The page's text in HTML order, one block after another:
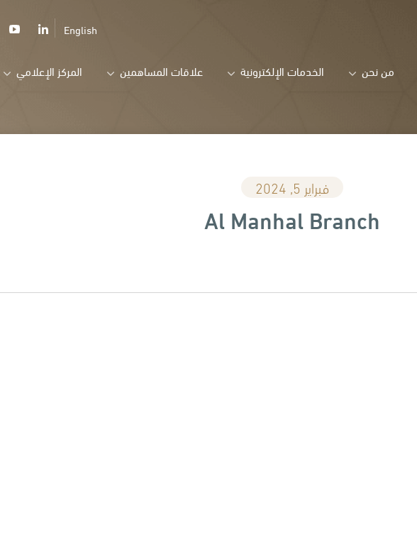
English
من نحن الخدمات الإلكترونية علاقات المساهمين المركز الإعلامي
فبراير 5, 2024
Al Manhal Branch